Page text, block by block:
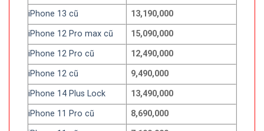
iPhone 13 cũ
13,190,000
iPhone 12 Pro max cũ
15,090,000
iPhone 12 Pro cũ
12,490,000
iPhone 12 cũ
9,490,000
iPhone 14 Plus Lock
13,490,000
iPhone 11 Pro cũ
8,690,000